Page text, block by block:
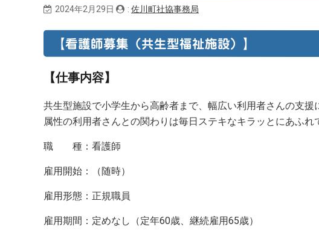
2024年2月29日 : 佐川町社協事務局
【看護師募集（共生型福祉施設）】
【仕事内容】
共生型施設で小学生から高齢者まで、幅広い利用者さんの支援
属性の利用者さ んとの関わりは毎日ステキなキラッとにあふれ
職 種：看護師
雇用開始：（随時）
雇用形態：正規職員
雇用期間：定めなし（定年60歳、継続雇用65歳）